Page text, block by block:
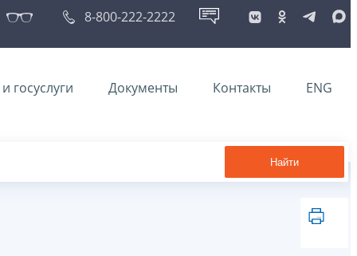
8-800-222-2222
госуслуги Документы Контакты ENG
Найти